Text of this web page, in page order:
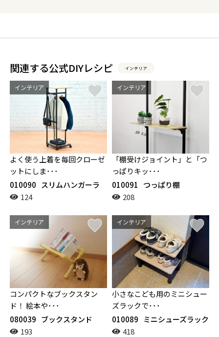
関連する公式DIYレシピ インテリア
インテリア
よく使う上着を毎回クローゼ
ットにしま･･･
010090
スリムハンガーラ
ック124
インテリア
「棚受けジョイント」と「つ
っぱりキッ･･･
010091
つっぱり棚
208
インテリア
コンパクトなブックスタン
ド！ 絵本や･･･
080039 ブックスタンド
193
インテリア
小さなこども用のミニシュー
ズラックで･･･
010089
ミニシューズラック
418